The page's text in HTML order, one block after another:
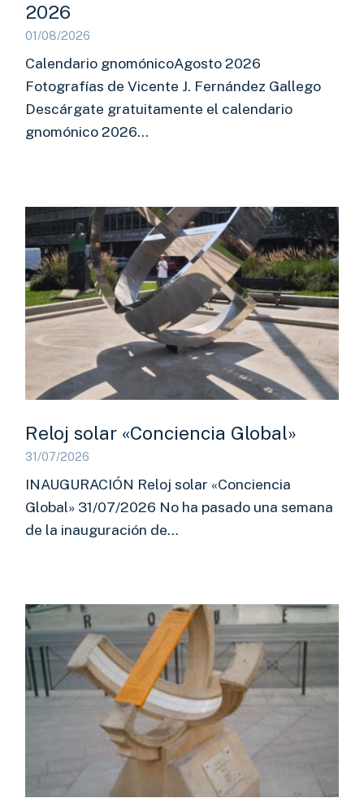
2026
01/08/2026
Calendario gnomónicoAgosto 2026
Fotografías de Vicente J. Fernández Gallego
Descárgate gratuitamente el calendario
gnomónico 2026…
Reloj solar «Conciencia Global»
31/07/2026
INAUGURACIÓN Reloj solar «Conciencia
Global» 31/07/2026 No ha pasado una semana
de la inauguración de…